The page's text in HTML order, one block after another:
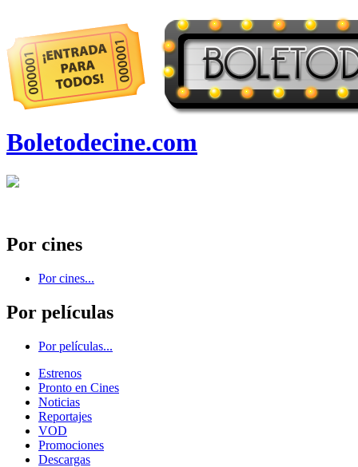
Boletodecine.com
Por cines
Por cines...
Por películas
Por películas...
Estrenos
Pronto en Cines
Noticias
Reportajes
VOD
Promociones
Descargas